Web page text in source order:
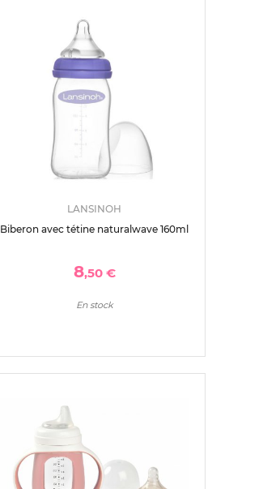
LANSINOH
Biberon avec tétine naturalwave 160ml
8,50 €
En stock